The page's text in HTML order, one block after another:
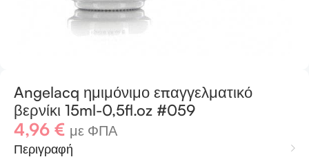
Angelacq ημιμόνιμο επαγγελματικό
βερνίκι 15ml-0,5fl.oz #059
4,96 € με ΦΠΑ
Περιγραφή